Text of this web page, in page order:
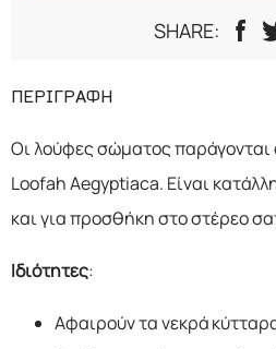
SHARE:
ΠΕΡΙΓΡΑΦΗ
Οι λούφες σώματος
Loofah Aegyptiaca. Είναι
και για προσθήκη στο στέρεο
Ιδιότητες:
Αφαιρούν τα νεκρά